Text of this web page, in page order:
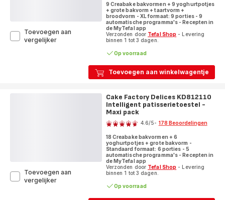
Toevoegen aan winkelwagentje
9 Creabake bakvormen + 9 yoghurtpotjes
+ grote bakvorm + taartvorm +
broodvorm - XL formaat: 9 porties - 9
automatische programma's - Recepten in
de MyTefal app
Verzonden door Tefal Shop - Levering
binnen 1 tot 3 dagen.
Op voorraad
Toevoegen aan
vergelijkerCake
patisserietoestel,
yoghurtmaker
Cake Factory Delices KD812110
Intelligent patisserietoestel -
Maxi pack
Beoordeling
4.6/5- 178 Beoordelingen
18 Creabake bakvormen + 6
yoghurtpotjes + grote bakvorm -
Standaard formaat: 6 porties - 5
automatische programma's - Recepten in
de MyTefal app
Verzonden door Tefal Shop - Levering
binnen 1 tot 3 dagen.
Op voorraad
Toevoegen aan
vergelijkerCake